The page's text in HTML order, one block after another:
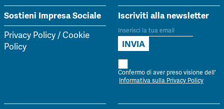
Sostieni Impresa Sociale
Privacy Policy/Cookie
Policy
Iscriviti alla newsletter
Confermo di aver preso visione dell'
Informativa sulla Privacy Policy